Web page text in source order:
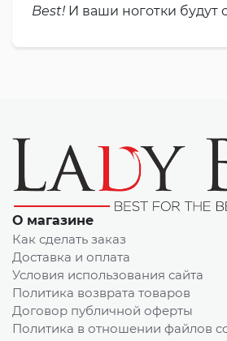
Best! И ваши ноготки будут
О магазине
Как сделать заказ
Доставка и оплата
Условия использования сайта
Политика возврата товаров
Договор публичной оферты
Политика в отношении файлов